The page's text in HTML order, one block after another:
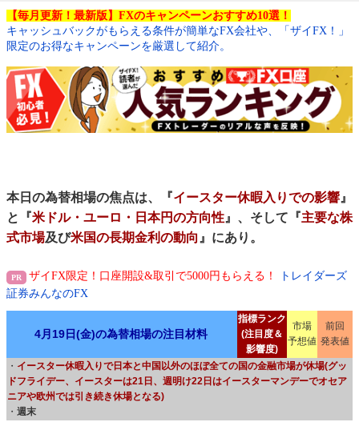
【毎月更新！最新版】FXのキャンペーンおすすめ10選！
キャッシュバックがもらえる条件が簡単なFX会社や、「ザイFX！」
限定のお得なキャンペーンを厳選して紹介。
本日の為替相場の焦点は、『イースター休暇入りでの影響』
と『米ドル・ユーロ・日本円の方向性』、そして『主要な株
式市場及び米国の長期金利の動向』にあり。
ザイFX限定！口座開設&取引で5000円もらえる！
トレイダーズ
証券みんなのFX
4月19日(金)の為替相場の注目材料
指標ランク
(注目度＆
影響度)
市場
予想値
前回
発表値
・ イースター休暇入りで日本と中国以外のほぼ全ての国の金融市場が休場(グッ
ドフライデー、イースターは21日、週明け22日はイースターマンデーでオセア
ニアや欧州では引き続き休場となる)
・ 週末